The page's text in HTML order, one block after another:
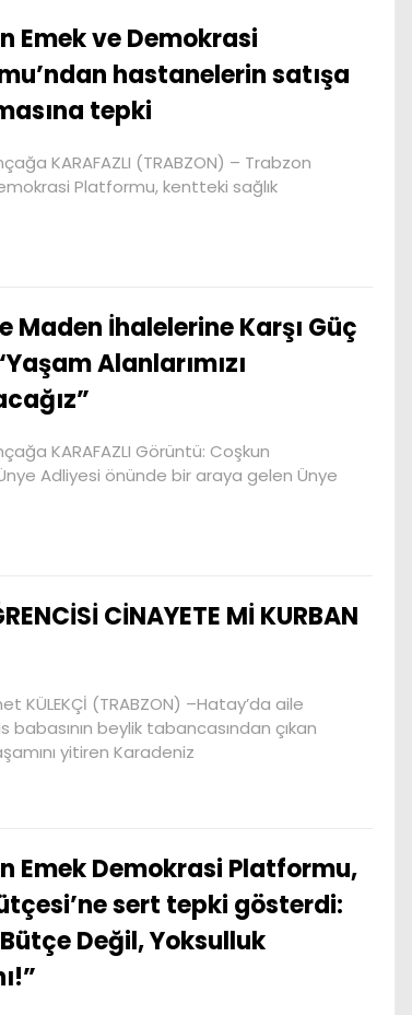
Emek ve Demokrasi
hastanelerin satışa
tepki
KARAFAZLI (TRABZON) – Trabzon
Platformu, kentteki sağlık
Maden İhalelerine Karşı Güç
Alanlarımızı
KARAFAZLI Görüntü: Coşkun
Adliyesi önünde bir araya gelen Ünye
CİNAYETE Mİ KURBAN
KÜLEKÇİ (TRABZON) –Hatay’da aile
babasının beylik tabancasından çıkan
yitiren Karadeniz
Emek Demokrasi Platformu,
sert tepki gösterdi:
Değil, Yoksulluk